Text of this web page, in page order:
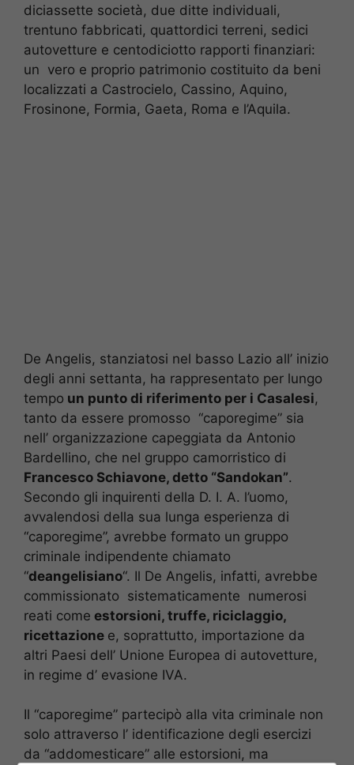
diciassette società, due ditte individuali,
trentuno fabbricati, quattordici terreni, sedici
autovetture e centodiciotto rapporti finanziari:
un vero e proprio patrimonio costituito da beni
localizzati a Castrocielo, Cassino, Aquino,
Frosinone, Formia, Gaeta, Roma e l’Aquila.
De Angelis, stanziatosi nel basso Lazio all’ inizio
degli anni settanta, ha rappresentato per lungo
tempo un punto di riferimento per i Casalesi,
tanto da essere promosso “caporegime” sia
nell’ organizzazione capeggiata da Antonio
Bardellino, che nel gruppo camorristico di
Francesco Schiavone, detto “Sandokan”.
Secondo gli inquirenti della D. I. A. l’uomo,
avvalendosi della sua lunga esperienza di
“caporegime”, avrebbe formato un gruppo
criminale indipendente chiamato
“deangelisiano“. Il De Angelis, infatti, avrebbe
commissionato sistematicamente numerosi
reati come estorsioni, truffe, riciclaggio,
ricettazione e, soprattutto, importazione da
altri Paesi dell’ Unione Europea di autovetture,
in regime d’ evasione IVA.
Il “caporegime” partecipò alla vita criminale non
solo attraverso l’ identificazione degli esercizi
da “addomesticare” alle estorsioni, ma